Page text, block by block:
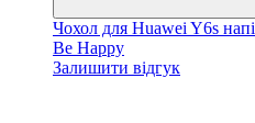
Чохол для Huawei Y6s
Be Happy
Залишити відгук